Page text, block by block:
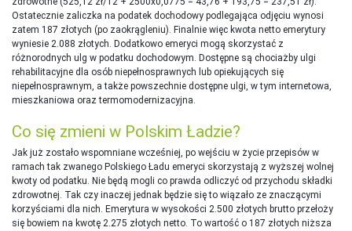
Ostatecznie zaliczka na podatek dochodowy podlegająca odjęciu wynosi
zatem 187 złotych (po zaokrągleniu). Finalnie więc kwota netto emerytury
wyniesie 2.088 złotych. Dodatkowo emeryci mogą skorzystać z
różnorodnych ulg w podatku dochodowym. Dostępne są chociażby ulgi
rehabilitacyjne dla osób niepełnosprawnych lub opiekujących się
niepełnosprawnym, a także powszechnie dostępne ulgi, w tym internetowa,
mieszkaniowa oraz termomodernizacyjna.
Co się zmieni w Polskim Ładzie?
Jak już zostało wspomniane wcześniej, po wejściu w życie przepisów w
ramach tak zwanego Polskiego Ładu emeryci skorzystają z wyższej wolnej
kwoty od podatku. Nie będą mogli co prawda odliczyć od przychodu składki
zdrowotnej. Tak czy inaczej jednak będzie się to wiązało ze znaczącymi
korzyściami dla nich. Emerytura w wysokości 2.500 złotych brutto przełoży
się bowiem na kwotę 2.275 złotych netto. To wartość o 187 złotych niższa